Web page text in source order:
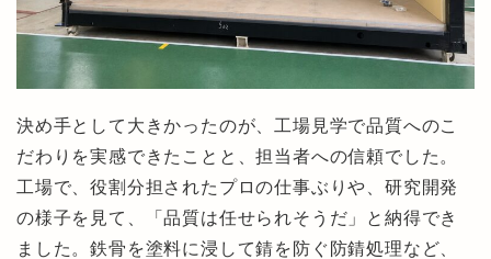
決め手として大きかったのが、工場見学で品質へのこ
だわりを実感できたことと、担当者への信頼でした。
工場で、役割分担されたプロの仕事ぶりや、研究開発
の様子を見て、「品質は任せられそうだ」と納得でき
ました。鉄骨を塗料に浸して錆を防ぐ防錆処理など、